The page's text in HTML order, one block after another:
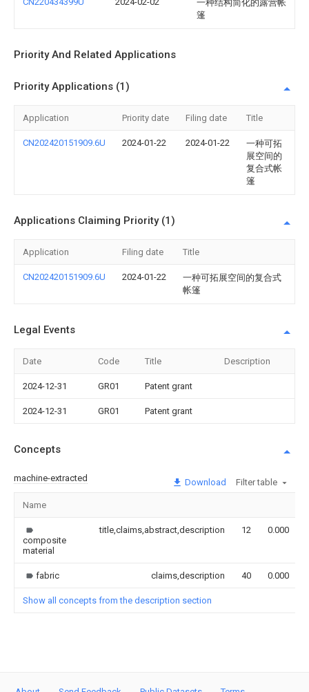
一种结构简化的露营帐
篷
Priority And Related Applications
Priority Applications (1)
Application Priority date Filing date Title
CN202420151909.6U 2024-01-22 2024-01-22
一种可拓
展空间的
复合式帐
篷
Applications Claiming Priority (1)
Application Filing date Title
CN202420151909.6U 2024-01-22
一种可拓展空间的复合式
帐篷
Legal Events
Date Code Title Description
2024-12-31 GR01 Patent grant
2024-12-31 GR01 Patent grant
Concepts
machine-extracted Download Filter table
Name
composite
material
title,claims,abstract,description 12 0.000
fabric claims,description 40 0.000
Show all concepts from the description section